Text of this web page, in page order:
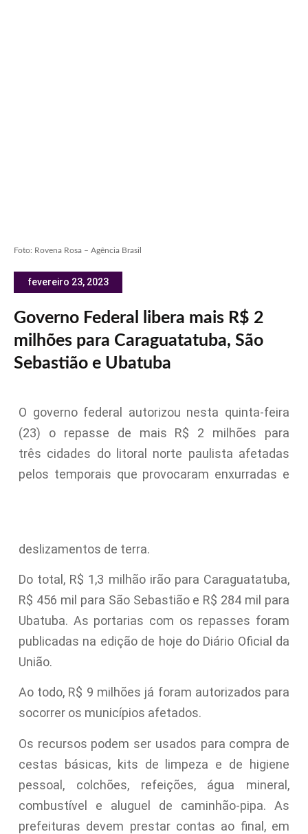
Foto: Rovena Rosa – Agência Brasil
fevereiro 23, 2023
Governo Federal libera mais R$ 2
milhões para Caraguatatuba, São
Sebastião e Ubatuba
O governo federal autorizou nesta quinta-feira
(23) o repasse de mais R$ 2 milhões para
três cidades do litoral norte paulista afetadas
pelos temporais que provocaram enxurradas e
deslizamentos de terra.
Do total, R$ 1,3 milhão irão para Caraguatatuba,
R$ 456 mil para São Sebastião e R$ 284 mil para
Ubatuba. As portarias com os repasses foram
publicadas na edição de hoje do Diário Oficial da
União.
Ao todo, R$ 9 milhões já foram autorizados para
socorrer os municípios afetados.
Os recursos podem ser usados para compra de
cestas básicas, kits de limpeza e de higiene
pessoal, colchões, refeições, água mineral,
combustível e aluguel de caminhão-pipa. As
prefeituras devem prestar contas ao final, em